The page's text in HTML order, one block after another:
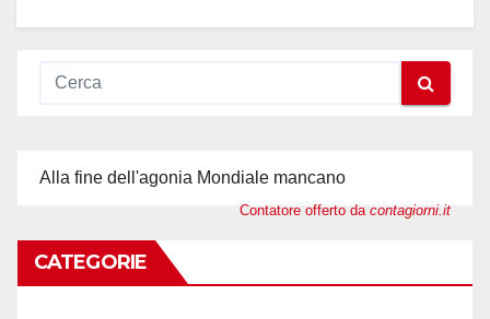
Alla fine dell'agonia Mondiale mancano
Contatore offerto da contagiorni.it
CATEGORIE